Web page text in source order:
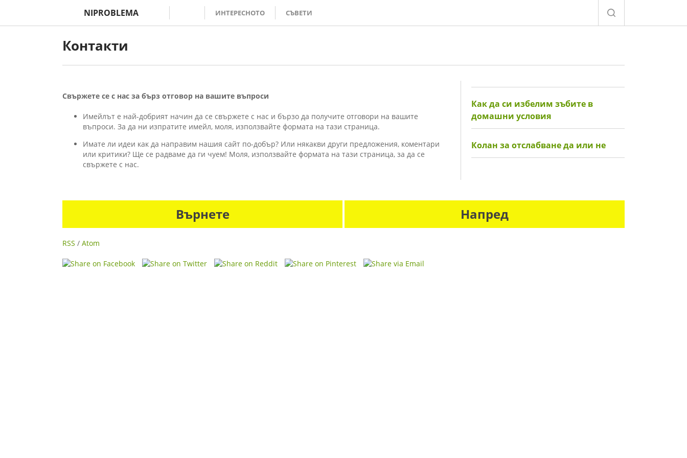
NIPROBLEMA ИНТЕРЕСНОТО СЪВЕТИ
Контакти
Свържете се с нас за бърз отговор на вашите въпроси
Имейлът е най-добрият начин да се свържете с нас и бързо да получите отговори на вашите
въпроси. За да ни изпратите имейл, моля, използвайте формата на тази страница.
Имате ли идеи как да направим нашия сайт по-добър? Или някакви други предложения, коментари
или критики? Ще се радваме да ги чуем! Моля, използвайте формата на тази страница, за да се
свържете с нас.
Как да си избелим зъбите в
домашни условия
Колан за отслабване да или не
Върнете Напред
RSS / Atom